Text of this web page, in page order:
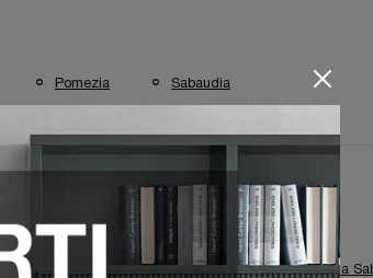
Pomezia Sabaudia
Pomezia Mobili Porta Tv Tomasella